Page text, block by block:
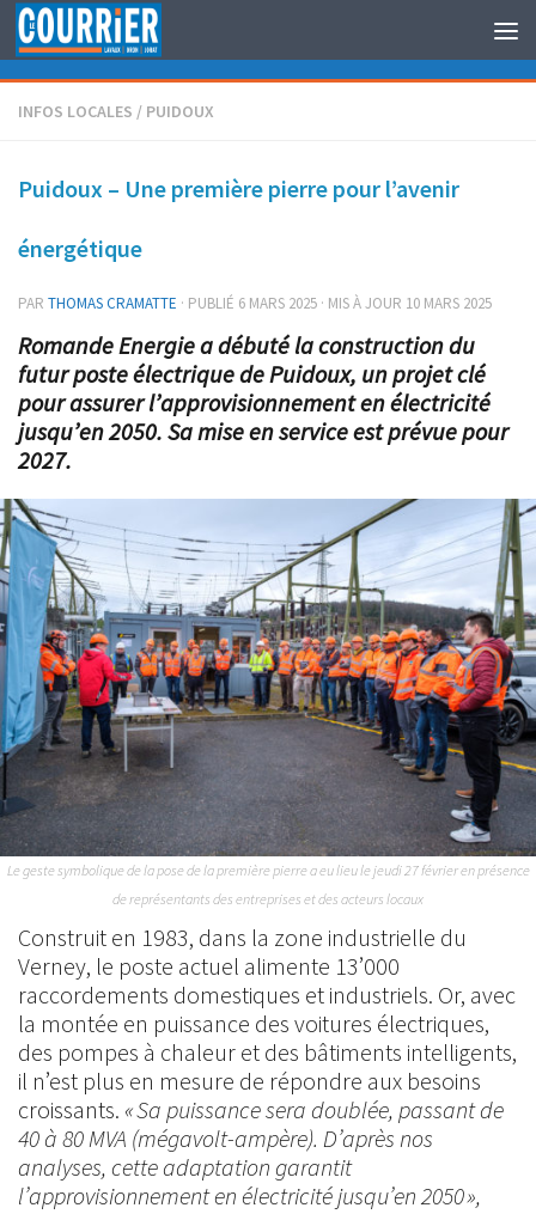
Au dessous du contenu
INFOS LOCALES / PUIDOUX
Puidoux – Une première pierre pour l’avenir
énergétique
PAR THOMAS CRAMATTE · PUBLIÉ 6 MARS 2025 · MIS À JOUR 10 MARS 2025
Romande Energie a débuté la construction du
futur poste électrique de Puidoux, un projet clé
pour assurer l’approvisionnement en électricité
jusqu’en 2050. Sa mise en service est prévue pour
2027.
Le geste symbolique de la pose de la première pierre a eu lieu le jeudi 27 février en présence
de représentants des entreprises et des acteurs locaux
Construit en 1983, dans la zone industrielle du
Verney, le poste actuel alimente 13’000
raccordements domestiques et industriels. Or, avec
la montée en puissance des voitures électriques,
des pompes à chaleur et des bâtiments intelligents,
il n’est plus en mesure de répondre aux besoins
croissants. « Sa puissance sera doublée, passant de
40 à 80 MVA (mégavolt-ampère). D’après nos
analyses, cette adaptation garantit
l’approvisionnement en électricité jusqu’en 2050 »,